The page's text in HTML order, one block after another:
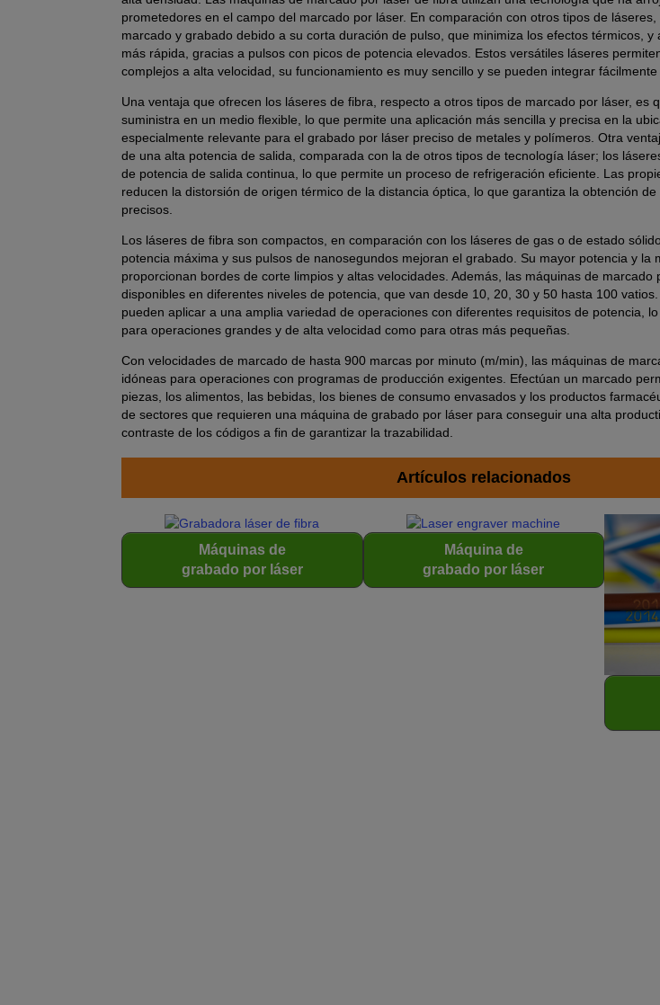
prometedores en el campo del marcado por láser. En comparación con otros tipos de
marcado y grabado debido a su corta duración de pulso, que minimiza los efectos térmicos, y
más rápida, gracias a pulsos con picos de potencia elevados. Estos versátiles láseres
complejos a alta velocidad, su funcionamiento es muy sencillo y se pueden integrar
Una ventaja que ofrecen los láseres de fibra, respecto a otros tipos de marcado por láser, es
suministra en un medio flexible, lo que permite una aplicación más sencilla y precisa en la
especialmente relevante para el grabado por láser preciso de metales y polímeros. Otra
de una alta potencia de salida, comparada con la de otros tipos de tecnología láser; los
de potencia de salida continua, lo que permite un proceso de refrigeración eficiente. Las
reducen la distorsión de origen térmico de la distancia óptica, lo que garantiza la obtención
precisos.
Los láseres de fibra son compactos, en comparación con los láseres de gas o de estado
potencia máxima y sus pulsos de nanosegundos mejoran el grabado. Su mayor potencia y la
proporcionan bordes de corte limpios y altas velocidades. Además, las máquinas de marcado
disponibles en diferentes niveles de potencia, que van desde 10, 20, 30 y 50 hasta 100
pueden aplicar a una amplia variedad de operaciones con diferentes requisitos de potencia,
para operaciones grandes y de alta velocidad como para otras más pequeñas.
Con velocidades de marcado de hasta 900 marcas por minuto (m/min), las máquinas de
idóneas para operaciones con programas de producción exigentes. Efectúan un marcado
piezas, los alimentos, las bebidas, los bienes de consumo envasados y los productos
de sectores que requieren una máquina de grabado por láser para conseguir una alta
contraste de los códigos a fin de garantizar la trazabilidad.
Artículos relacionados
Máquinas de
grabado por láser
Máquina de
grabado por láser